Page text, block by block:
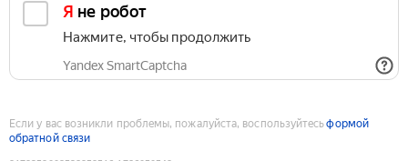
Я не робот
Нажмите, чтобы продолжить
Yandex SmartCaptcha
Если у вас возникли проблемы, пожалуйста, воспользуйтесьформой
обратной связи